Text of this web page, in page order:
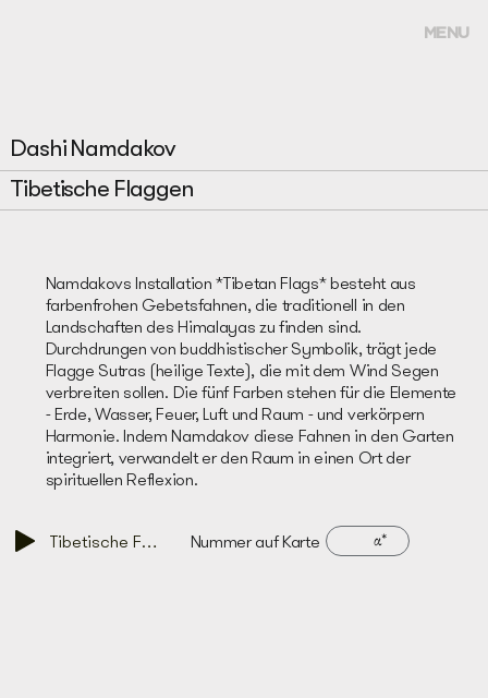
MENU
Dashi Namdakov
Tibetische Flaggen
Namdakovs Installation *Tibetan Flags* besteht aus
farbenfrohen Gebetsfahnen, die traditionell in den
Landschaften des Himalayas zu finden sind.
Durchdrungen von buddhistischer Symbolik, trägt jede
Flagge Sutras (heilige Texte), die mit dem Wind Segen
verbreiten sollen. Die fünf Farben stehen für die Elemente
- Erde, Wasser, Feuer, Luft und Raum - und verkörpern
Harmonie. Indem Namdakov diese Fahnen in den Garten
integriert, verwandelt er den Raum in einen Ort der
spirituellen Reflexion.
Tibetische Flaggen Nummer auf Karte α*